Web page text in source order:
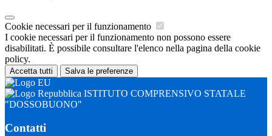
Cookie necessari per il funzionamento
I cookie necessari per il funzionamento non possono essere
disabilitati. È possibile consultare l'elenco nella pagina della cookie
policy.
Accetta tutti Salva le preferenze
ISTITUTO COMPRENSIVO STATALE
"DOSSOBUONO"
Contatti